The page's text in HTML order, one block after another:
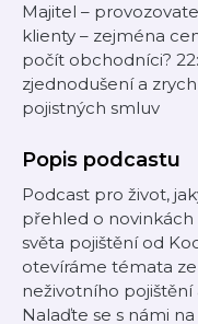
Majitel –
klienty – zejména
počít obchodníci?
zjednodušení a
pojistných smluv
Popis podcastu
Podcast pro život,
přehled o
světa pojištění od
otevíráme témata
neživotního pojištění
Nalaďte se s námi